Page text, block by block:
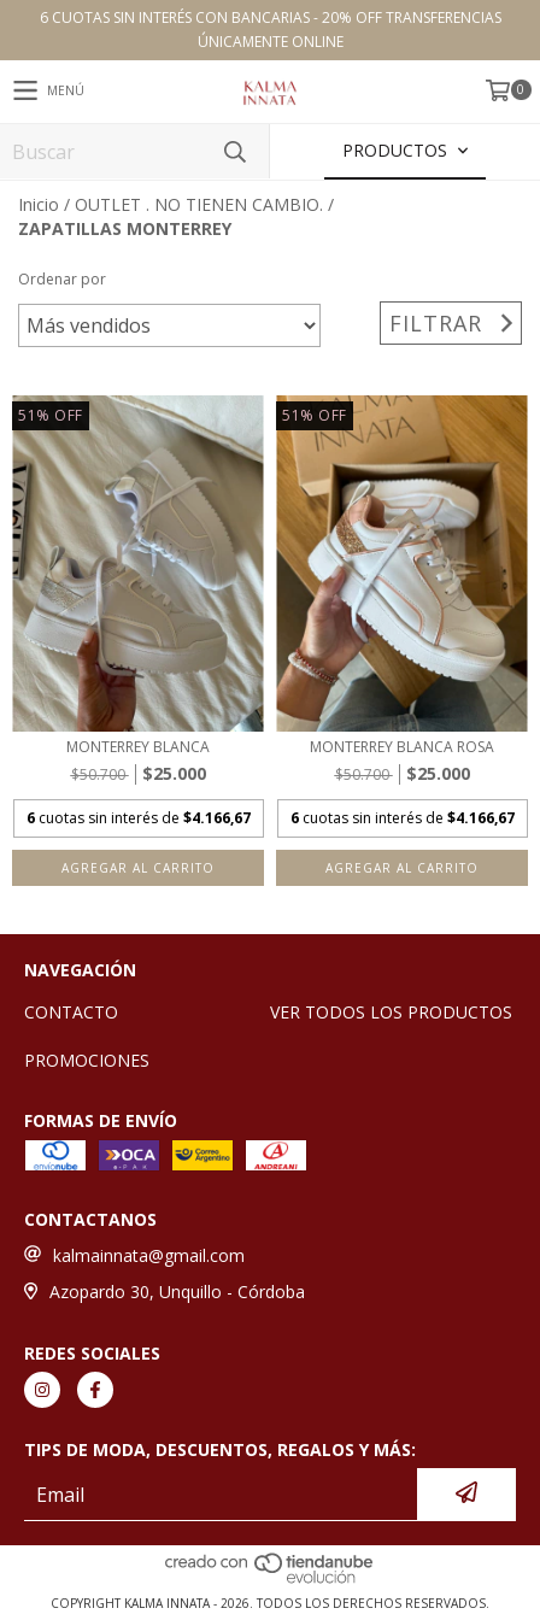
6 CUOTAS SIN INTERÉS CON BANCARIAS - 20% OFF TRANSFERENCIAS
ÚNICAMENTE ONLINE
MENÚ 0
PRODUCTOS
Inicio / OUTLET . NO TIENEN CAMBIO. /
ZAPATILLAS MONTERREY
Ordenar por
FILTRAR
51 % OFF
MONTERREY BLANCA
$50.700
$25.000
6 cuotas sin interés de $4.166,67
AGREGAR AL CARRITO
51 % OFF
MONTERREY BLANCA ROSA
$50.700
$25.000
6 cuotas sin interés de $4.166,67
AGREGAR AL CARRITO
NAVEGACIÓN
CONTACTO
VER TODOS LOS PRODUCTOS
PROMOCIONES
FORMAS DE ENVÍO
CONTACTANOS
kalmainnata@gmail.com
Azopardo 30, Unquillo - Córdoba
REDES SOCIALES
TIPS DE MODA, DESCUENTOS, REGALOS Y MÁS:
COPYRIGHT KALMA INNATA - 2026. TODOS LOS DERECHOS RESERVADOS.